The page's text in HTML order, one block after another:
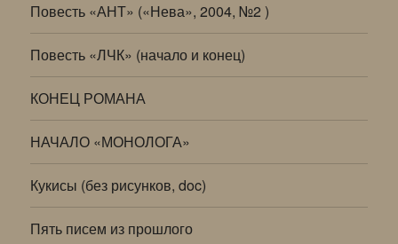
Повесть «АНТ» («Нева», 2004, №2 )
Повесть «ЛЧК» (начало и конец)
КОНЕЦ РОМАНА
НАЧАЛО «МОНОЛОГА»
Кукисы (без рисунков, doc)
Пять писем из прошлого